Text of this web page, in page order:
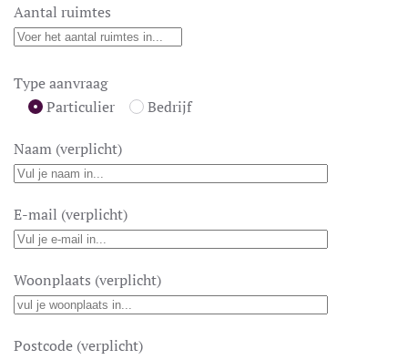
Aantal ruimtes
Type aanvraag
Particulier
Bedrijf
Naam (verplicht)
E-mail (verplicht)
Woonplaats (verplicht)
Postcode (verplicht)